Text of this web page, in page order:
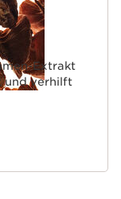
Extrakt
und verhilft